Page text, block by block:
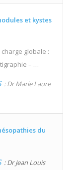
et kystes
globale :
– …
: Dr Marie Laure
du
: Dr Jean Louis